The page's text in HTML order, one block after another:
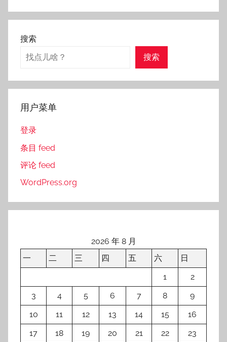
搜索
搜索
用户菜单
登录
条目 feed
评论 feed
WordPress.org
2026 年 8 月
一
二 三 四 五 六
日
1
2
3
4 5 6 7 8
9
10
11 12 13 14 15
16
17
18 19 20 21 22
23